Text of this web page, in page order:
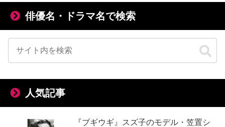
俳優名・ドラマ名で検索
人気記事
『ブギウギ』スズ子のモデル・笠置シ